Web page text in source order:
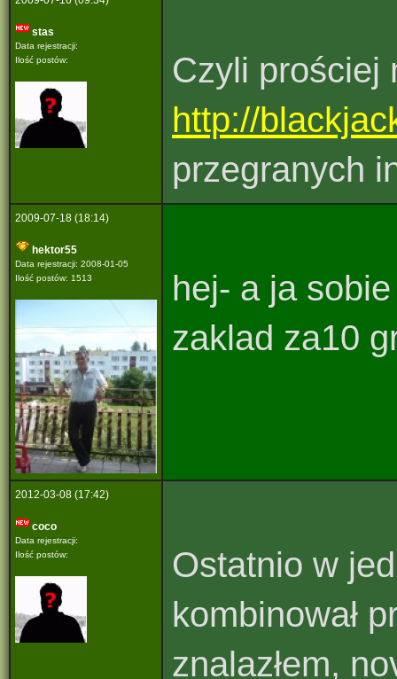
stas
Data rejestracji:
Ilość postów:
Czyli prościej
http://
przegranych
2009-07-18 (18:14)
hektor55
Data rejestracji: 2008-01-05
Ilość postów: 1513
hej- a ja
zaklad za10
2012-03-08 (17:42)
coco
Data rejestracji:
Ilość postów:
Ostatnio w
kombinował
znalazłem,